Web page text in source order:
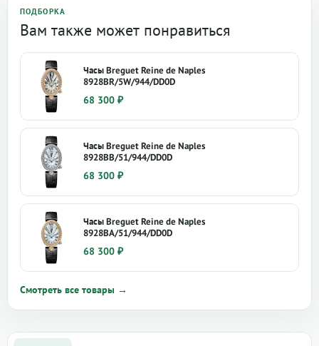
ПОДБОРКА
Вам также может понравиться
Часы Breguet Reine de Naples
8928BR/5W/944/DD0D
68 300 ₽
Часы Breguet Reine de Naples
8928BB/51/944/DD0D
68 300 ₽
Часы Breguet Reine de Naples
8928BA/51/944/DD0D
68 300 ₽
Смотреть все товары →